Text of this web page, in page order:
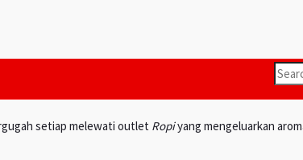
setiap melewati outlet Ropiyang mengeluarkan